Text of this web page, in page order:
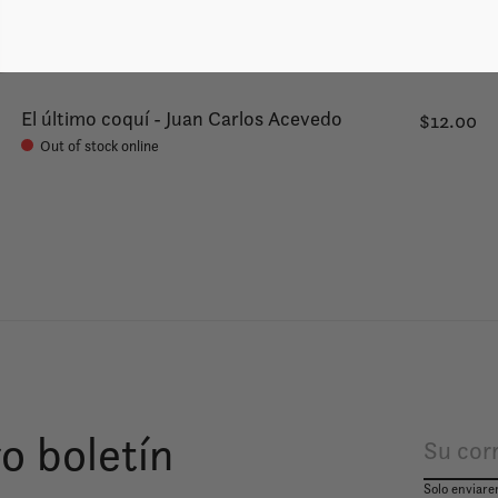
El último coquí - Juan Carlos Acevedo
Out of stock online
$12.00
boletín
Solo